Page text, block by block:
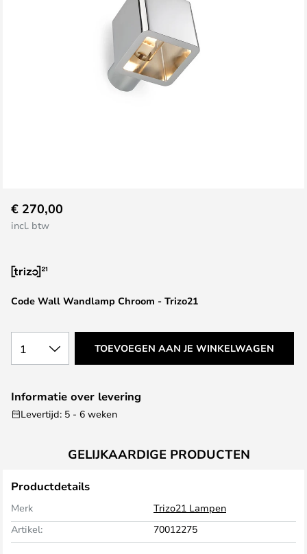
naar
het
van
de
afbeeldingen-
Code Wall Wandlamp Chroom - Trizo21
€ 270,00
incl. btw
1 TOEVOEGEN AAN JE WINKELWAGEN
Informatie over levering
Levertijd: 5 - 6 weken
GELIJKAARDIGE PRODUCTEN
Productdetails
Merk
Trizo21 Lampen
Artikel:
70012275